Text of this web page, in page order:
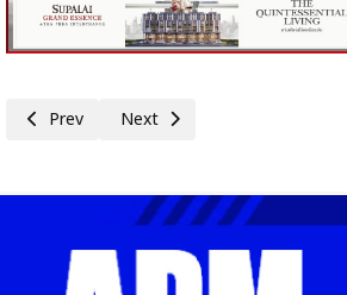
Previous article: OCEAN LIFE ไทยสมุทร ก้า
Prev Next article: เจนเนอราลี่ ไทยแ
Next